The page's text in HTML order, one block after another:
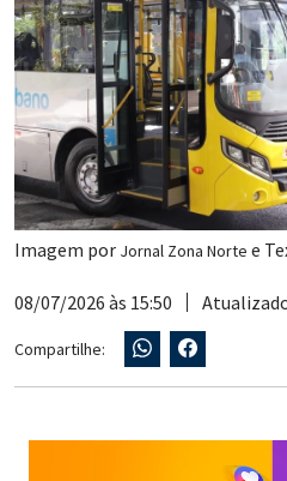
Imagem por Jornal Zona Norte e
08/07/2026 às 15:50
Compartilhe: